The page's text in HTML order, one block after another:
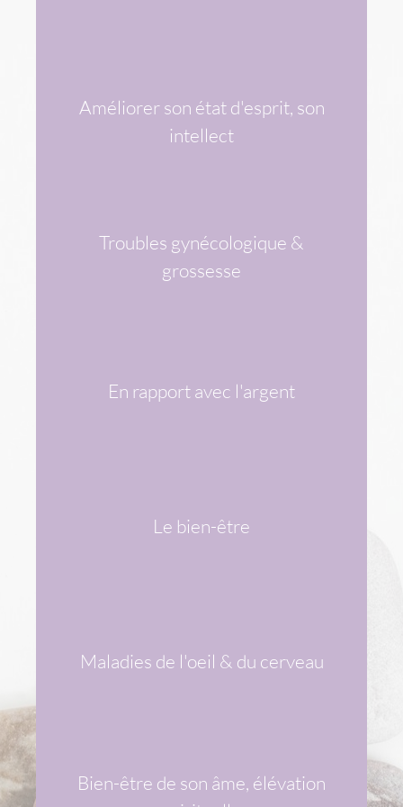
Améliorer son état d'esprit, son
intellect
VOIR LES DIFFÉRENTS SYMPTÔMES
& LES PIERRES ASSOCIÉES
Troubles gynécologique &
grossesse
VOIR LES DIFFÉRENTS SYMPTÔMES
& LES PIERRES ASSOCIÉES
En rapport avec l'argent
VOIR LES DIFFÉRENTS SYMPTÔMES
& LES PIERRES ASSOCIÉES
Le bien-être
VOIR LES DIFFÉRENTS SYMPTÔMES
& LES PIERRES ASSOCIÉES
Maladies de l'oeil & du cerveau
VOIR LES DIFFÉRENTS SYMPTÔMES
& LES PIERRES ASSOCIÉES
Bien-être de son âme, élévation
VOIR LES DIFFÉRENTS SYMPTÔMES